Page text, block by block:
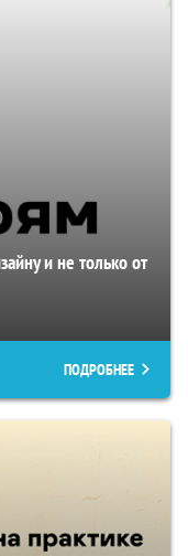
и не только от
ПОДРОБНЕЕ